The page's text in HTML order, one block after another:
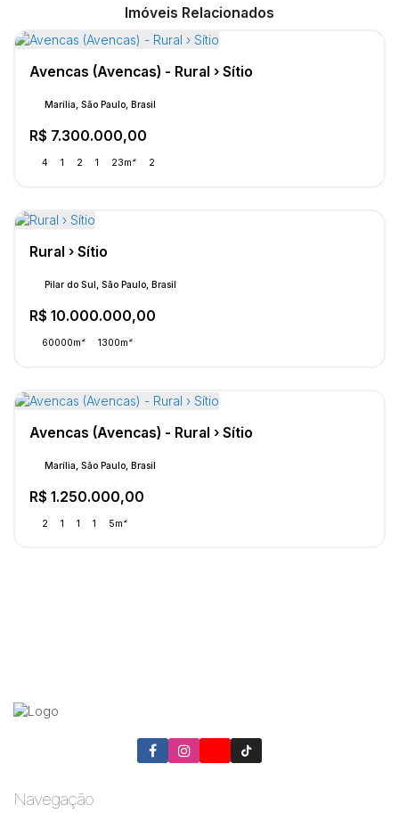
Imóveis Relacionados
Avencas (Avencas) - Rural › Sítio
R$ 7.300.000,00
Marília, São Paulo, Brasil
4 1 2 1 23m² 2
Rural › Sítio
R$ 10.000.000,00
Pilar do Sul, São Paulo, Brasil
60000m² 1300m²
Avencas (Avencas) - Rural › Sítio
R$ 1.250.000,00
Marília, São Paulo, Brasil
2 1 1 1 5m²
Navegação